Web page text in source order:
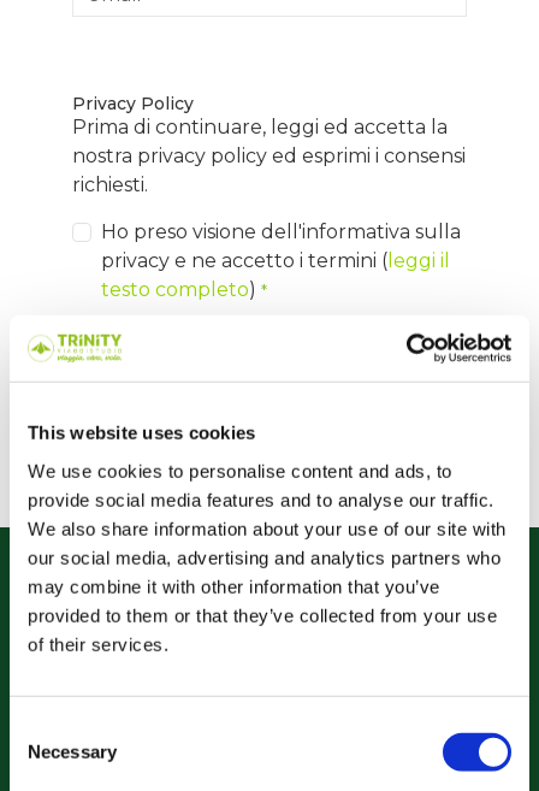
This website uses cookies
We use cookies to personalise content and ads, to
provide social media features and to analyse our traffic.
We also share information about your use of our site with
our social media, advertising and analytics partners who
may combine it with other information that you’ve
provided to them or that they’ve collected from your use
of their services.
Selection
Necessary
Privacy Policy
Prima di continuare, leggi ed accetta la
nostra privacy policy ed esprimi i consensi
richiesti.
Ho preso visione dell'informativa sulla
privacy e ne accetto i termini ( leggi il
testo completo) *